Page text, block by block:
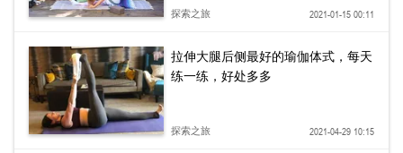
探索之旅 2021-01-15 00:11
拉伸大腿后侧最好的瑜伽体式，每天
练一练，好处多多
探索之旅 2021-04-29 10:15